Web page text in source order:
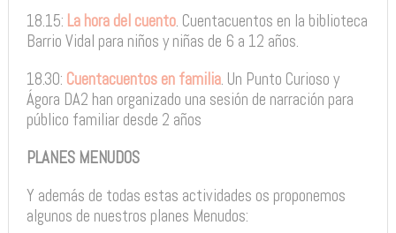
18.15: La hora del cuento. Cuentacuentos en la biblioteca
Barrio Vidal para niños y niñas de 6 a 12 años.
18.30: Cuentacuentos en familia. Un Punto Curioso y
Ágora DA2 han organizado una sesión de narración para
público familiar desde 2 años
PLANES MENUDOS
Y además de todas estas actividades os proponemos
algunos de nuestros planes Menudos: